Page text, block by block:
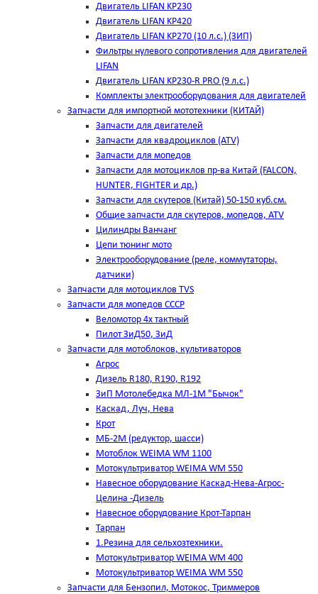
Двигатель LIFAN KP230
Двигатель LIFAN KP420
Двигатель LIFAN KP270 (10 л.с.) (ЗИП)
Фильтры нулевого сопротивления для двигателей
LIFAN
Двигатель LIFAN KP230-R PRO (9 л.с.)
Комплекты электрооборудования для двигателей
Запчасти для импортной мототехники (КИТАЙ)
Запчасти для двигателей
Запчасти для квадроциклов (ATV)
Запчасти для мопедов
Запчасти для мотоциклов пр-ва Китай (FALCON,
HUNTER, FIGHTER и др.)
Запчасти для скутеров (Китай) 50-150 куб.см.
Общие запчасти для скутеров, мопедов, ATV
Цилиндры Ванчанг
Цепи тюнинг мото
Электрооборудование (реле, коммутаторы,
датчики)
Запчасти для мотоциклов TVS
Запчасти для мопедов СССР
Веломотор 4х тактный
Пилот ЗиД50, ЗиД
Запчасти для мотоблоков, культиваторов
Агрос
Дизель R180, R190, R192
ЗиП Мотолебедка МЛ-1М "Бычок"
Каскад, Луч, Нева
Крот
МБ-2М (редуктор, шасси)
Мотоблок WEIMA WM 1100
Мотокультриватор WEIMA WM 550
Навесное оборудование Каскад-Нева-Агрос-
Целина -Дизель
Навесное оборудование Крот-Тарпан
Тарпан
1.Резина для сельхозтехники.
Мотокультриватор WEIMA WM 400
Мотокультриватор WEIMA WM 550
Запчасти для Бензопил, Мотокос, Триммеров